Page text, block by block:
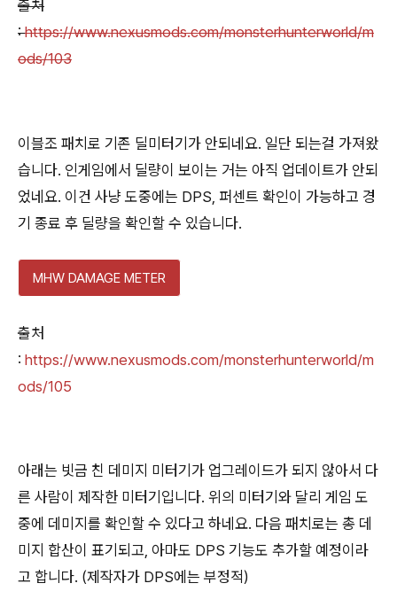
출처
:https://www.nexusmods.com/monsterhunterworld/m
ods/103
이블조 패치로 기존 딜미터기가 안되네요. 일단 되는걸 가져왔
습니다. 인게임에서 딜량이 보이는 거는 아직 업데이트가 안되
었네요. 이건 사냥 도중에는 DPS, 퍼센트 확인이 가능하고 경
기 종료 후 딜량을 확인할 수 있습니다.
MHW DAMAGE METER
출처
: https://www.nexusmods.com/monsterhunterworld/m
ods/105
아래는 빗금 친 데미지 미터기가 업그레이드가 되지 않아서 다
른 사람이 제작한 미터기입니다. 위의 미터기와 달리 게임 도
중에 데미지를 확인할 수 있다고 하네요. 다음 패치로는 총 데
미지 합산이 표기되고, 아마도 DPS 기능도 추가할 예정이라
고 합니다. (제작자가 DPS에는 부정적)